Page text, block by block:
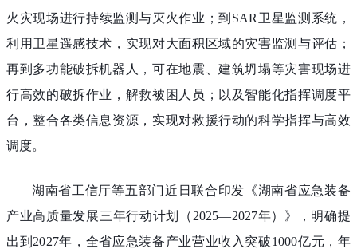
火灾现场进行持续监测与灭火作业；到SAR卫星监测系统，
利用卫星遥感技术，实现对大面积区域的灾害监测与评估；
再到多功能破拆机器人，可在地震、建筑坍塌等灾害现场进
行高效的破拆作业，解救被困人员；以及智能化指挥调度平
台，整合各类信息资源，实现对救援行动的科学指挥与高效
调度。
湖南省工信厅等五部门近日联合印发《湖南省应急装备
产业高质量发展三年行动计划（2025—2027年）》，明确提
出到2027年，全省应急装备产业营业收入突破1000亿元，年